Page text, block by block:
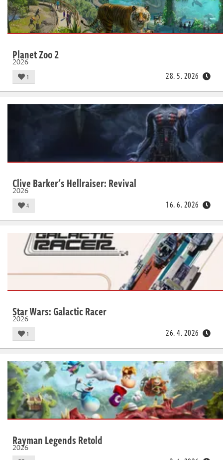
Planet Zoo 2
2026
1 28. 5. 2026
Clive Barker's Hellraiser: Revival
2026
4 16. 6. 2026
Star Wars: Galactic Racer
2026
1 26. 4. 2026
Rayman Legends Retold
2026